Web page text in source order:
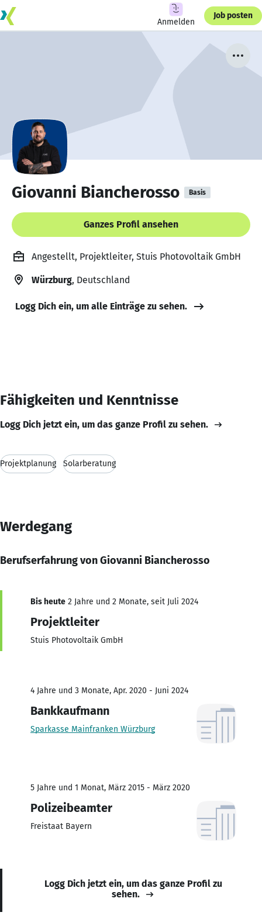
Anmelden
Job posten
Giovanni Biancherosso Basis
Ganzes Profil ansehen
Angestellt, Projektleiter, Stuis Photovoltaik GmbH
Würzburg, Deutschland
Logg Dich ein, um alle Einträge zu sehen.
Fähigkeiten und Kenntnisse
Logg Dich jetzt ein, um das ganze Profil zu sehen.
Projektplanung Solarberatung
Werdegang
Berufserfahrung von Giovanni Biancherosso
Bis heute 2 Jahre und 2 Monate, seit Juli 2024
Projektleiter
Stuis Photovoltaik GmbH
4 Jahre und 3 Monate, Apr. 2020 - Juni 2024
Bankkaufmann
Sparkasse Mainfranken Würzburg
5 Jahre und 1 Monat, März 2015 - März 2020
Polizeibeamter
Freistaat Bayern
Logg Dich jetzt ein, um das ganze Profil zu
sehen.